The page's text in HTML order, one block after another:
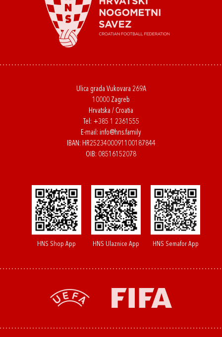
Ulica grada Vukovara 269A
10000 Zagreb
Hrvatska / Croatia
Tel: +385 1 2361555
E-mail: info@hns.family
IBAN: HR2523400091100187844
OIB: 08516152078
HNS Shop App HNS Ulaznice App HNS Semafor App